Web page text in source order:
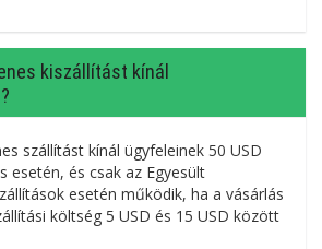
kiszállítást kínál
szállítást kínál ügyfeleinek 50 USD
esetén, és csak az Egyesült
esetén működik, ha a vásárlás
költség 5 USD és 15 USD között